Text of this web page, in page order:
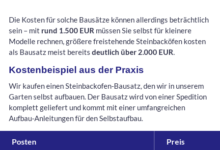
Die Kosten für solche Bausätze können allerdings beträchtlich
sein – mit rund 1.500 EUR müssen Sie selbst für kleinere
Modelle rechnen, größere freistehende Steinbacköfen kosten
als Bausatz meist bereits deutlich über 2.000 EUR.
Kostenbeispiel aus der Praxis
Wir kaufen einen Steinbackofen-Bausatz, den wir in unserem
Garten selbst aufbauen. Der Bausatz wird von einer Spedition
komplett geliefert und kommt mit einer umfangreichen
Aufbau-Anleitungen für den Selbstaufbau.
Posten Preis